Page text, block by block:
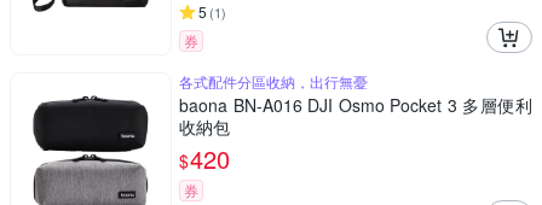
5 (1)
券
各式配件分區收納，出行無憂
baona BN-A016 DJI Osmo Pocket 3 多層便利
收納包
$420
券